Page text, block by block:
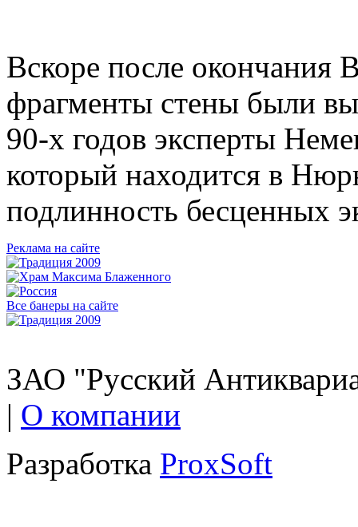
Вскоре после окончания
фрагменты стены были
90-х годов эксперты
который находится в
подлинность бесценных
Реклама на сайте
Все банеры на сайте
ЗАО "Русский
| О компании
Разработка ProxSoft